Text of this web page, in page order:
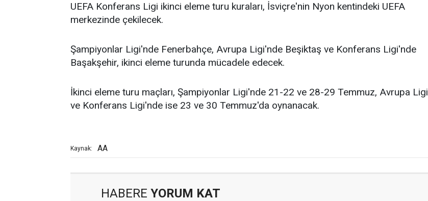
UEFA Konferans Ligi ikinci eleme turu kuraları, İsviçre'nin Nyon kentindeki UEFA
merkezinde çekilecek.
Şampiyonlar Ligi'nde Fenerbahçe, Avrupa Ligi'nde Beşiktaş ve Konferans Ligi'nde
Başakşehir, ikinci eleme turunda mücadele edecek.
İkinci eleme turu maçları, Şampiyonlar Ligi'nde 21-22 ve 28-29 Temmuz, Avrupa Ligi
ve Konferans Ligi'nde ise 23 ve 30 Temmuz'da oynanacak.
Kaynak: AA
HABERE YORUM KAT